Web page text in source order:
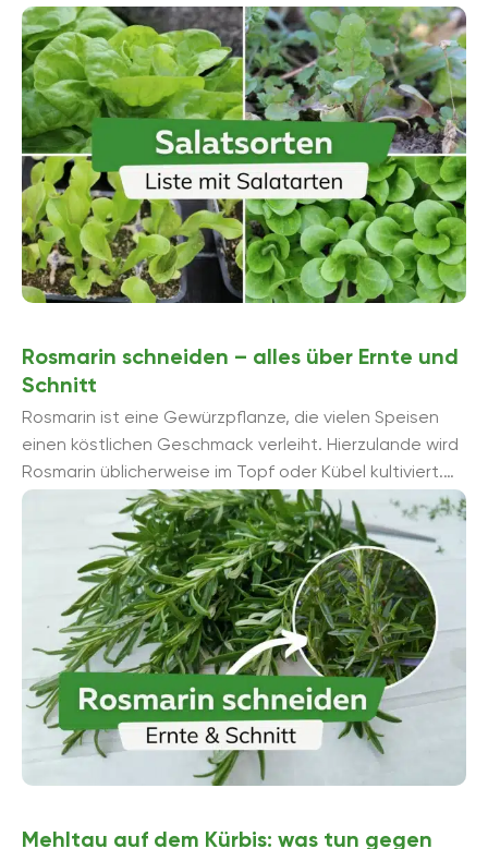
Aussehen unterscheiden. Wer sich als Hobbygärtner ...
Rosmarin schneiden – alles über Ernte und
Schnitt
Rosmarin ist eine Gewürzpflanze, die vielen Speisen
einen köstlichen Geschmack verleiht. Hierzulande wird
Rosmarin üblicherweise im Topf oder Kübel kultiviert.
Rosmarin gehört zu den anspruchslosen Pflanzen, ...
Mehltau auf dem Kürbis: was tun gegen